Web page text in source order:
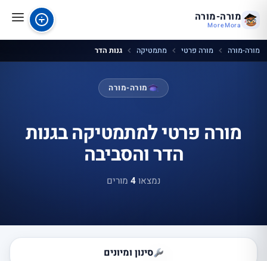
מורה-מורה
MoreMora
מורה-מורה מורה פרטי מתמטיקה גנות הדר
מורה-מורה
מורה פרטי למתמטיקה בגנות
הדר והסביבה
נמצאו4 מורים
סינון ומיונים